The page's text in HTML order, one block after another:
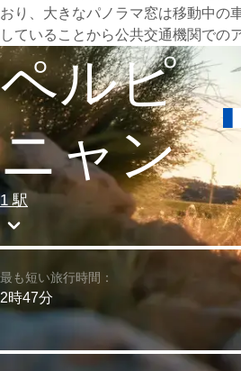
おり、大きなパノラマ窓は移動中の
していることから公共交通機関での
ペルピ
ニャン
1 駅
最も短い旅行時間：
2時47分